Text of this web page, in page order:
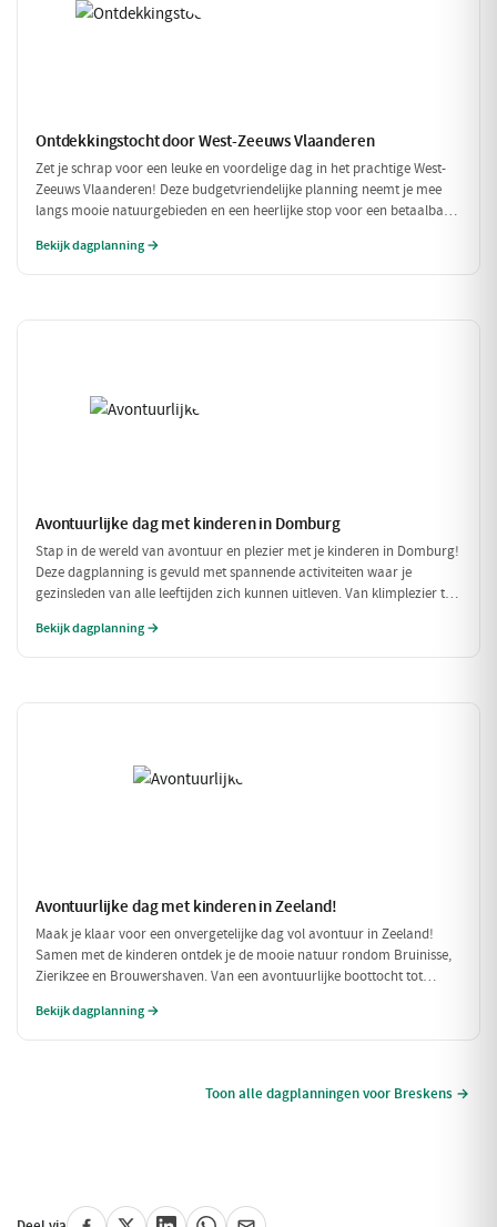
Ontdekkingstocht door West-Zeeuws Vlaanderen
Zet je schrap voor een leuke en voordelige dag in het prachtige West-
Zeeuws Vlaanderen! Deze budgetvriendelijke planning neemt je mee
langs mooie natuurgebieden en een heerlijke stop voor een betaalbare
portemonnee te veel te belasten!
Bekijk dagplanning →
Avontuurlijke dag met kinderen in Domburg
Stap in de wereld van avontuur en plezier met je kinderen in Domburg!
Deze dagplanning is gevuld met spannende activiteiten waar je
gezinsleden van alle leeftijden zich kunnen uitleven. Van klimplezier tot
Bekijk dagplanning →
Avontuurlijke dag met kinderen in Zeeland!
Maak je klaar voor een onvergetelijke dag vol avontuur in Zeeland!
Samen met de kinderen ontdek je de mooie natuur rondom Bruinisse,
Zierikzee en Brouwershaven. Van een avontuurlijke boottocht tot
samen willen genieten.
Bekijk dagplanning →
Toon alle dagplanningen voor Breskens →